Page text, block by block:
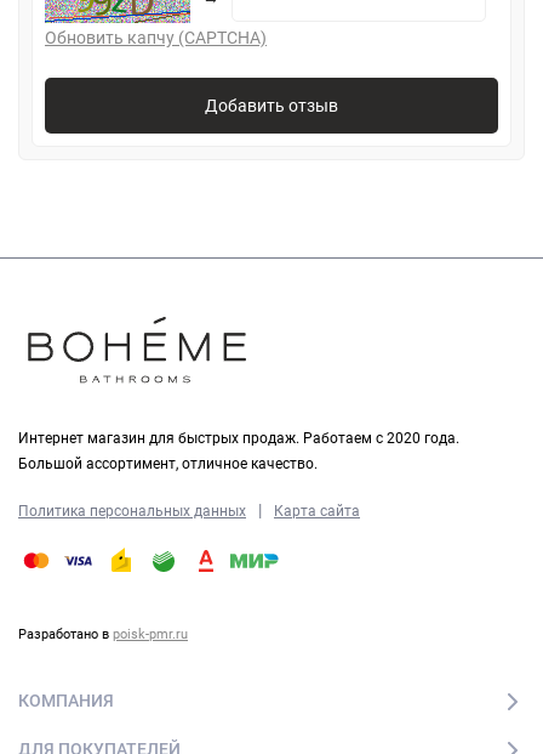
Обновить капчу (CAPTCHA)
Добавить отзыв
Интернет магазин для быстрых продаж. Работаем с 2020 года.
Большой ассортимент, отличное качество.
Политика персональных данных | Карта сайта
Разработано в poisk-pmr.ru
КОМПАНИЯ
ДЛЯ ПОКУПАТЕЛЕЙ